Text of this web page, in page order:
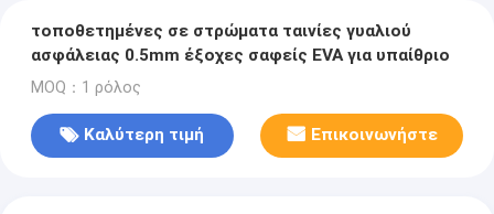
τοποθετημένες σε στρώματα ταινίες γυαλιού
ασφάλειας 0.5mm έξοχες σαφείς EVA για υπαίθριο
MOQ：1 ρόλος
Καλύτερη τιμή Επικοινωνήστε